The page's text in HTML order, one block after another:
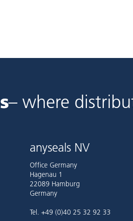
– where
anyseals NV
Office Germany
Hagenau 1
22089 Hamburg
Germany
Tel. +49 (0)40 25 32 92 33